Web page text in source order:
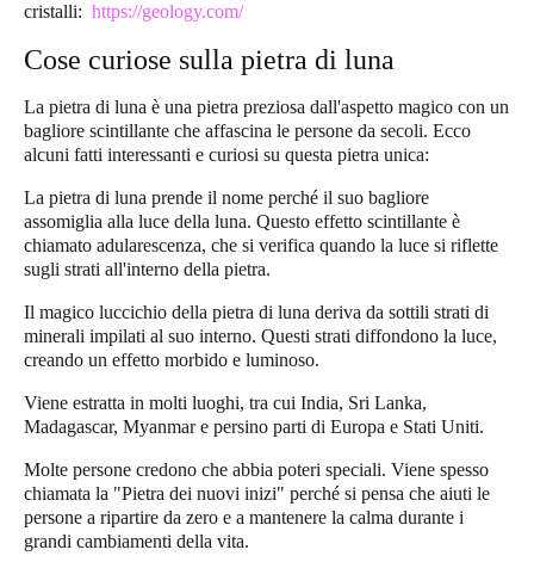
cristalli: https://geology.com/
Cose curiose sulla pietra di luna
La pietra di luna è una pietra preziosa dall'aspetto magico con un
bagliore scintillante che affascina le persone da secoli. Ecco
alcuni fatti interessanti e curiosi su questa pietra unica:
La pietra di luna prende il nome perché il suo bagliore
assomiglia alla luce della luna. Questo effetto scintillante è
chiamato adularescenza, che si verifica quando la luce si riflette
sugli strati all'interno della pietra.
Il magico luccichio della pietra di luna deriva da sottili strati di
minerali impilati al suo interno. Questi strati diffondono la luce,
creando un effetto morbido e luminoso.
Viene estratta in molti luoghi, tra cui India, Sri Lanka,
Madagascar, Myanmar e persino parti di Europa e Stati Uniti.
Molte persone credono che abbia poteri speciali. Viene spesso
chiamata la "Pietra dei nuovi inizi" perché si pensa che aiuti le
persone a ripartire da zero e a mantenere la calma durante i
grandi cambiamenti della vita.